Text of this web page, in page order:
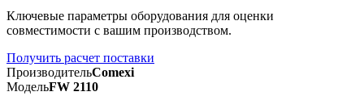
Ключевые параметры оборудования для оценки
совместимости с вашим производством.
Получить расчет поставки
ПроизводительComexi
МодельFW 2110